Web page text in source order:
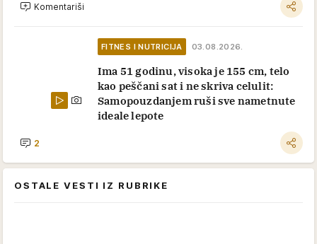
Komentariši
FITNES I NUTRICIJA 03.08.2026.
Ima 51 godinu, visoka je 155 cm, telo
kao peščani sat i ne skriva celulit:
Samopouzdanjem ruši sve nametnute
ideale lepote
2
OSTALE VESTI IZ RUBRIKE